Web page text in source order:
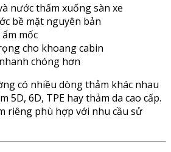
nước thấm xuống sàn xe
bề mặt nguyên bản
mốc
cho khoang cabin
chóng hơn
có nhiều dòng thảm khác nhau
5D, 6D, TPE hay thảm da cao cấp.
riêng phù hợp với nhu cầu sử